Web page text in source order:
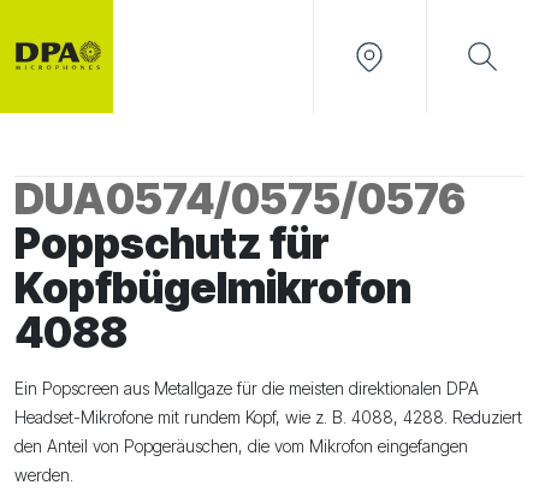
DUA0574/0575/0576
Poppschutz für
Kopfbügelmikrofon
4088
Ein Popscreen aus Metallgaze für die meisten direktionalen DPA
Headset-Mikrofone mit rundem Kopf, wie z. B. 4088, 4288. Reduziert
den Anteil von Popgeräuschen, die vom Mikrofon eingefangen
werden.